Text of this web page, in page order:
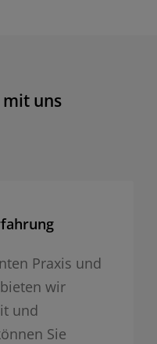
uns
Praxis und
wir
und
Sie